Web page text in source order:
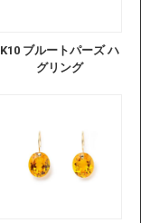
K10 ブルートパーズ ハ
グリング